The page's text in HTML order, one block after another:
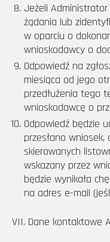
Jeżeli
żądania lub
w oparciu o
wnioskodawcy o
Odpowiedź na
miesiąca od jego
przedłużenia tego
wnioskodawcę o
Odpowiedź będzie
przesłano
skierowanych
wskazany przez
będzie wynikała
na adres e-mail
VII. Dane kontaktowe